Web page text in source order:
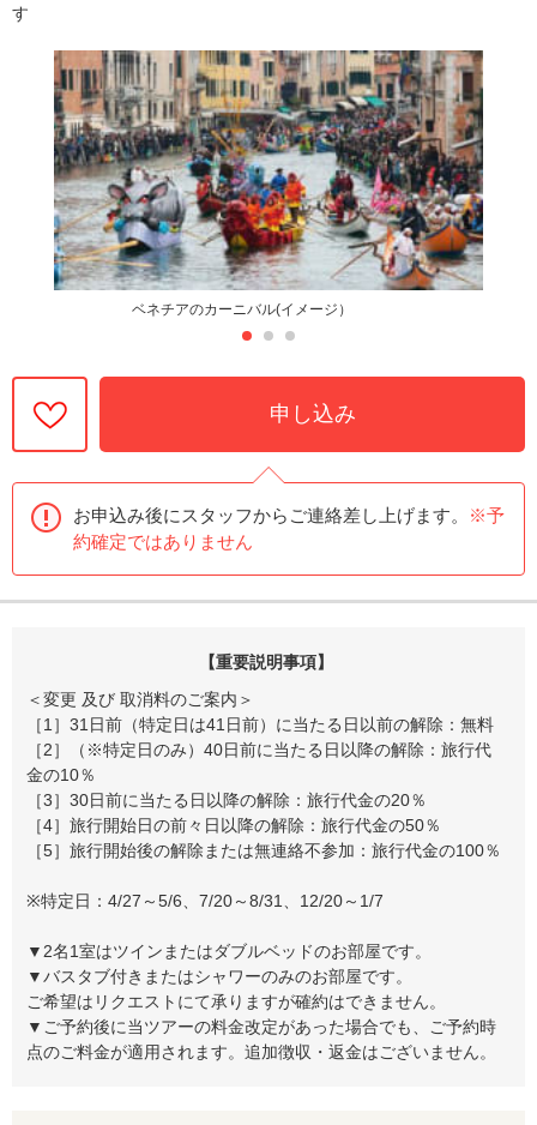
す
ベネチアのカーニバル(イメージ）
申し込み
お申込み後にスタッフからご連絡差し上げます。
※予
約確定ではありません
【重要説明事項】
＜変更 及び 取消料のご案内＞
［1］31日前（特定日は41日前）に当たる日以前の解除：無料
［2］（※特定日のみ）40日前に当たる日以降の解除：旅行代
金の10％
［3］30日前に当たる日以降の解除：旅行代金の20％
［4］旅行開始日の前々日以降の解除：旅行代金の50％
［5］旅行開始後の解除または無連絡不参加：旅行代金の100％
※特定日：4/27～5/6、7/20～8/31、12/20～1/7
▼2名1室はツインまたはダブルベッドのお部屋です。
▼バスタブ付きまたはシャワーのみのお部屋です。
ご希望はリクエストにて承りますが確約はできません。
▼ご予約後に当ツアーの料金改定があった場合でも、ご予約時
点のご料金が適用されます。追加徴収・返金はございません。